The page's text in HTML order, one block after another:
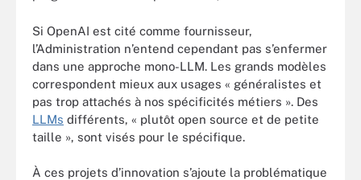
Si OpenAI est cité comme fournisseur,
l’Administration n’entend cependant pas s’enfermer
dans une approche mono-LLM. Les grands modèles
correspondent mieux aux usages « généralistes et
pas trop attachés à nos spécificités métiers ». Des
LLMs différents, « plutôt open source et de petite
taille », sont visés pour le spécifique.
À ces projets d’innovation s’ajoute la problématique